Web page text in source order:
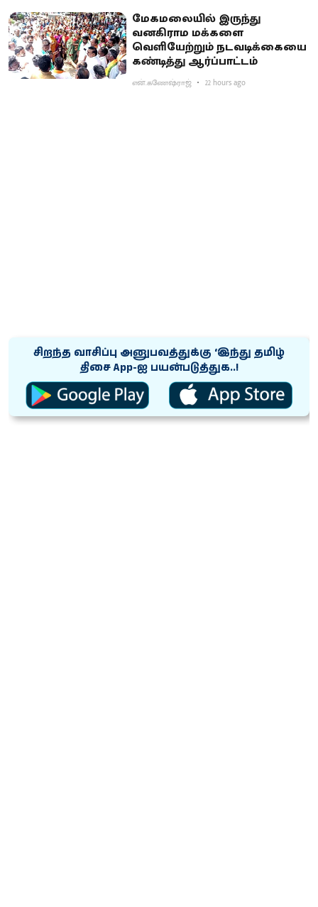
மேகமலையில் இருந்து
வனகிராம மக்களை
வெளியேற்றும் நடவடிக்கையை
கண்டித்து ஆர்ப்பாட்டம்
என்.கணேஷ்ராஜ் 22 hours ago
சிறந்த வாசிப்பு அனுபவத்துக்கு ‘இந்து தமிழ்
திசை App-ஐ பயன்படுத்துக..!